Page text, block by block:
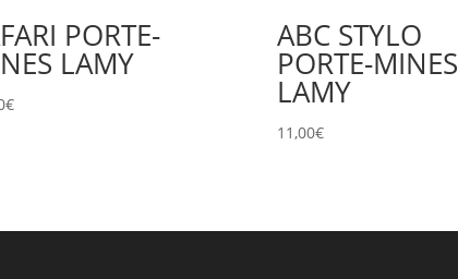
PORTE-
LAMY
€
ABC STYLO
PORTE-MINES
LAMY
11,00€